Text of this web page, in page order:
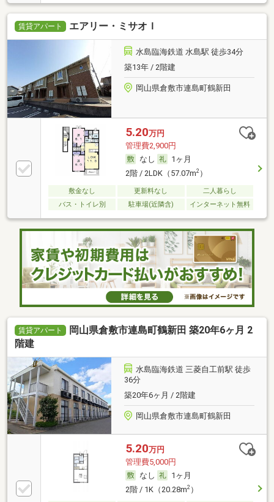
賃貸アパート エアリー・ミサオＩ
水島臨海鉄道 水島駅 徒歩34分
築13年 / 2階建
岡山県倉敷市連島町鶴新田
5.20万円
管理費2,900円
なし
1ヶ月
2階 / 2LDK（57.07m2）
敷金なし 更新料なし
二人暮らし
バス・トイレ別
駐車場(近隣含) インターネット無料
賃貸アパート
岡山県倉敷市連島町鶴新田 築20年6ヶ月 2
階建
水島臨海鉄道 三菱自工前駅 徒歩
36分
築20年6ヶ月 / 2階建
岡山県倉敷市連島町鶴新田
5.20万円
管理費5,000円
なし
1ヶ月
2階 / 1K（20.28m2）